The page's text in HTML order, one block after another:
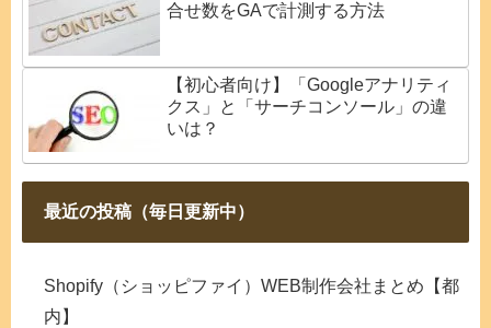
合せ数をGAで計測する方法
【初心者向け】「Googleアナリティ
クス」と「サーチコンソール」の違
いは？
最近の投稿（毎日更新中）
Shopify（ショッピファイ）WEB制作会社まとめ【都
内】